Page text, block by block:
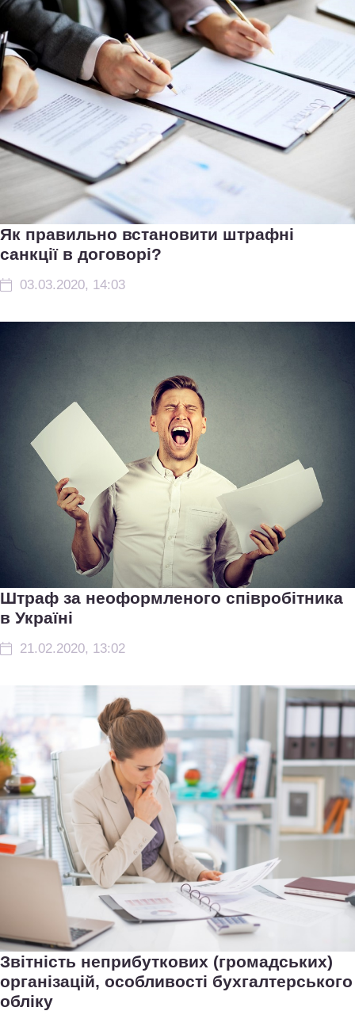
Як правильно встановити штрафні
санкції в договорі?
03.03.2020, 14:03
Штраф за неоформленого співробітника
в Україні
21.02.2020, 13:02
Звітність неприбуткових (громадських)
організацій, особливості бухгалтерського
обліку